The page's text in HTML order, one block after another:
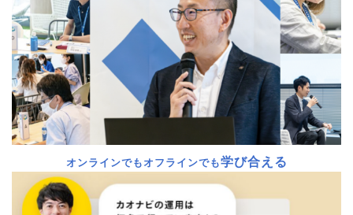
オンラインでもオフラインでも学び合える